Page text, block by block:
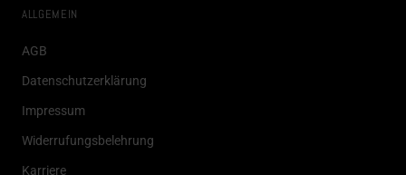
ALLGEMEIN
AGB
Datenschutzerklärung
Impressum
Widerrufungsbelehrung
Karriere